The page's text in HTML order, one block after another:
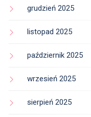
grudzień 2025
listopad 2025
październik 2025
wrzesień 2025
sierpień 2025